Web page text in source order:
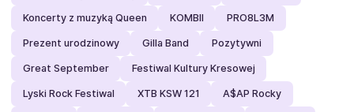
Koncerty z muzyką Queen KOMBII PRO8L3M
Prezent urodzinowy Gilla Band Pozytywni
Great September Festiwal Kultury Kresowej
Lyski Rock Festiwal XTB KSW 121 A$AP Rocky